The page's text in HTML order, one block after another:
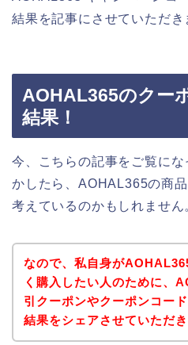
結果を記事にさせていただき
AOHAL365のクー
結果！
今、こちらの記事をご覧に
かしたら、AOHAL365の商
考えているのかもしれません
なので、私自身が
く購入したい人のために、
引クーポンやクーポンコー
結果をシェアさせていただき